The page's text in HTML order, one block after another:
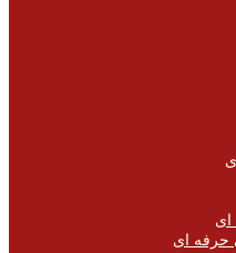
ای
حرفه ای